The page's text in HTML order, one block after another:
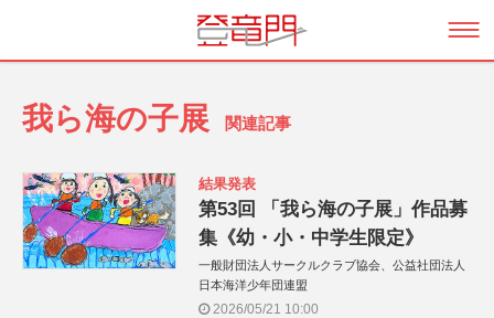
我ら海の子展 関連記事
結果発表
第53回 「我ら海の子展」作品募
集《幼・小・中学生限定》
一般財団法人サークルクラブ協会、公益社団法人
日本海洋少年団連盟
2026/05/21 10:00